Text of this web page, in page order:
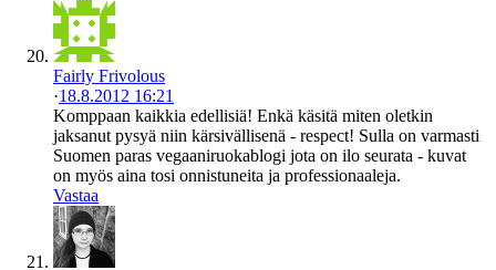
Fairly Frivolous
·18.8.2012 16:21
Komppaan kaikkia edellisiä! Enkä käsitä miten oletkin
jaksanut pysyä niin kärsivällisenä - respect! Sulla on varmasti
Suomen paras vegaaniruokablogi jota on ilo seurata - kuvat
on myös aina tosi onnistuneita ja professionaaleja.
Vastaa